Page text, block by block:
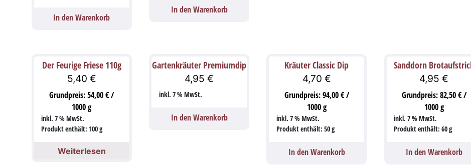
In den Warenkorb
In den Warenkorb
Der Feurige Friese 110g
5,40 €
Grundpreis:54,00€/
1000g
inkl. 7 % MwSt.
Produkt enthält: 100g
Weiterlesen
Gartenkräuter Premiumdip
4,95€
inkl. 7 % MwSt.
In den Warenkorb
Kräuter Classic Dip
4,70 €
Grundpreis:94,00€/
1000g
inkl. 7 % MwSt.
Produkt enthält: 50g
In den Warenkorb
Sanddorn
4,95€
Grundpreis:82,50€/
1000g
inkl. 7 % MwSt.
Produkt enthält: 60g
In den Warenkorb